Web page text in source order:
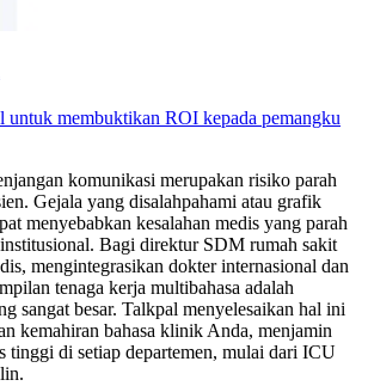
untuk membuktikan ROI kepada pemangku
komunikasi merupakan risiko parah
Gejala yang disalahpahami atau grafik
menyebabkan kesalahan medis yang parah
Bagi direktur SDM rumah sakit
mengintegrasikan dokter internasional dan
tenaga kerja multibahasa adalah
sangat besar. Talkpal menyelesaikan hal ini
kemahiran bahasa klinik Anda, menjamin
tinggi di setiap departemen, mulai dari ICU